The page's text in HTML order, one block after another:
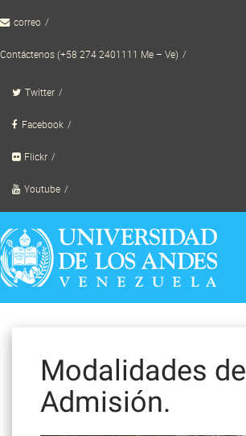
to correo
Contáctenos (+58 274 2401111 Me – Ve)
Twitter
Facebook
Flickr
Youtube
Modalidades de
Admisión.